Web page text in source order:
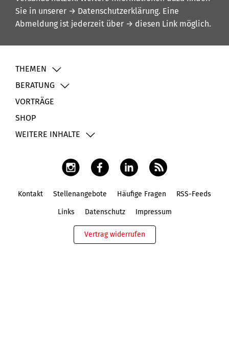
Sie in unserer → Datenschutzerklärung. Eine
Abmeldung ist jederzeit über → diesen Link möglich.
THEMEN
BERATUNG
VORTRÄGE
SHOP
WEITERE INHALTE
Kontakt Stellenangebote Häufige Fragen RSS-Feeds
Links Datenschutz Impressum
Vertrag widerrufen